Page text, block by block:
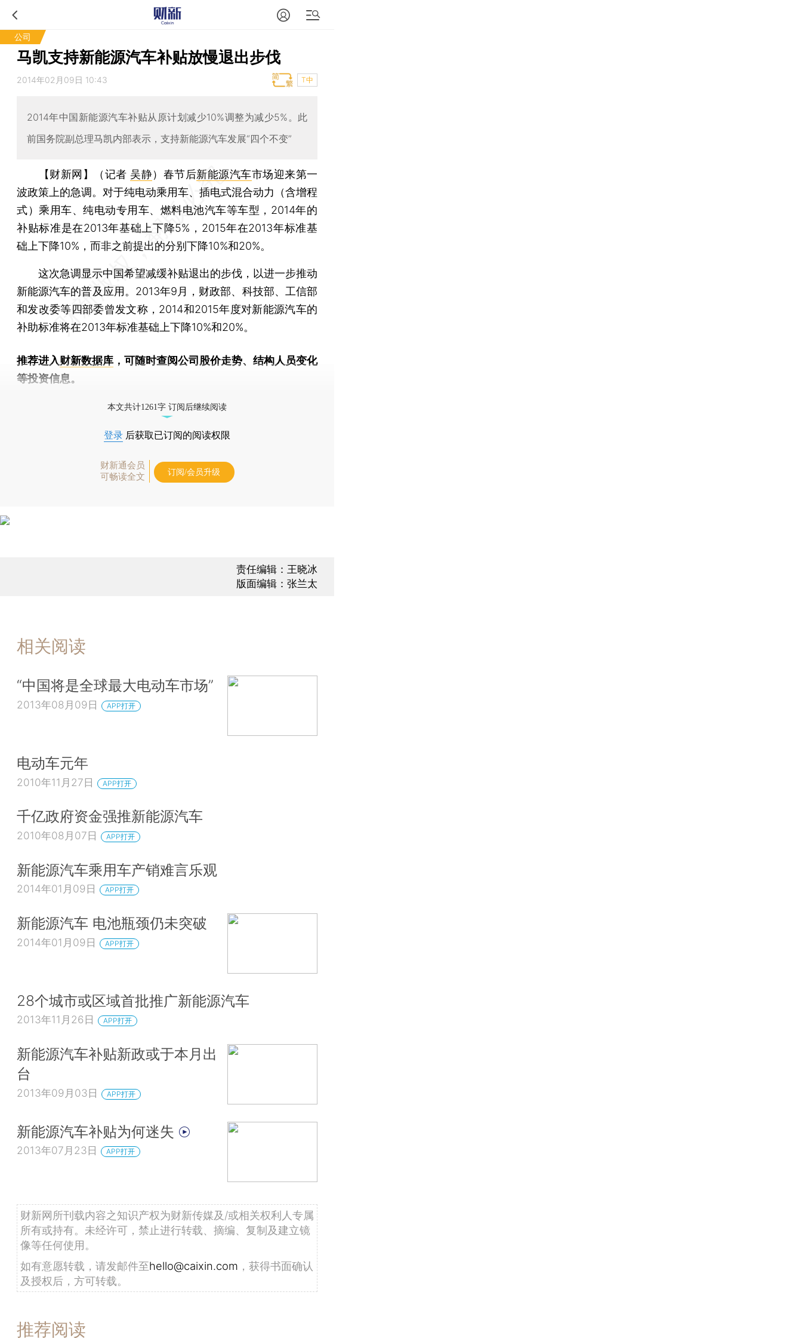
公司
马凯支持新能源汽车补贴放慢退出步伐
2014年02月09日 10:43 T中
2014年中国新能源汽车补贴从原计划减少10%调整为减少5%。此
前国务院副总理马凯内部表示，支持新能源汽车发展“四个不变”
【财新网】（记者 吴静） 春节后新能源汽车市场迎来第一
波政策上的急调。对于纯电动乘用车、插电式混合动力（含增程
式）乘用车、纯电动专用车、燃料电池汽车等车型，2014年的
补贴标准是在2013年基础上下降5%，2015年在2013年标准基
础上下降10%，而非之前提出的分别下降10%和20%。
这次急调显示中国希望减缓补贴退出的步伐，以进一步推动
新能源汽车的普及应用。2013年9月，财政部、科技部、工信部
和发改委等四部委曾发文称，2014和2015年度对新能源汽车的
补助标准将在2013年标准基础上下降10%和20%。
推荐进入财新数据库 ，可随时查阅公司股价走势、结构人员变化
等投资信息。
本文共计1261字 订阅后继续阅读
登录 后获取已订阅的阅读权限
财新通会员
可畅读全文
订阅/会员升级
责任编辑：王晓冰
版面编辑：张兰太
相关阅读
“中国将是全球最大电动车市场”
2013年08月09日 APP打开
电动车元年
2010年11月27日 APP打开
千亿政府资金强推新能源汽车
2010年08月07日 APP打开
新能源汽车乘用车产销难言乐观
2014年01月09日 APP打开
新能源汽车 电池瓶颈仍未突破
2014年01月09日 APP打开
28个城市或区域首批推广新能源汽车
2013年11月26日 APP打开
新能源汽车补贴新政或于本月出
台
2013年09月03日 APP打开
新能源汽车补贴为何迷失
2013年07月23日 APP打开
财新网所刊载内容之知识产权为财新传媒及/或相关权利人专属
所有或持有。未经许可，禁止进行转载、摘编、复制及建立镜
像等任何使用。
如有意愿转载，请发邮件至hello@caixin.com ，获得书面确认
及授权后，方可转载。
推荐阅读